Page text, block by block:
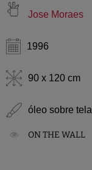
Jose Moraes
1996
90 x 120 cm
óleo sobre tela
ON THE WALL